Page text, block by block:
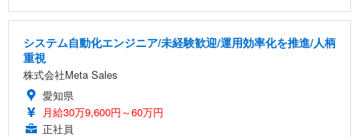
システム自動化エンジニア/未経験歓迎/運用効率化を推進/人柄
重視
株式会社Meta Sales
愛知県
月給30万9,600円～60万円
正社員